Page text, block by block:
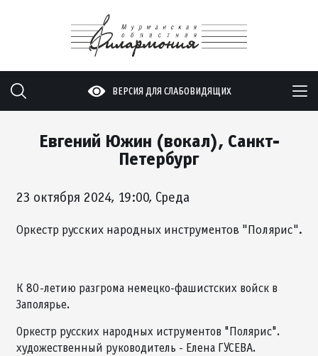
ВЕРСИЯ ДЛЯ СЛАБОВИДЯЩИХ
Евгений Южин (вокал), Санкт-
Петербург
23 октября 2024, 19:00, Среда
Оркестр русских народных инструментов "Полярис".
К 80-летию разгрома немецко-фашистских войск в
Заполярье.
Оркестр русских народных иструментов "Полярис".
художественный руководитель - Елена ГУСЕВА.